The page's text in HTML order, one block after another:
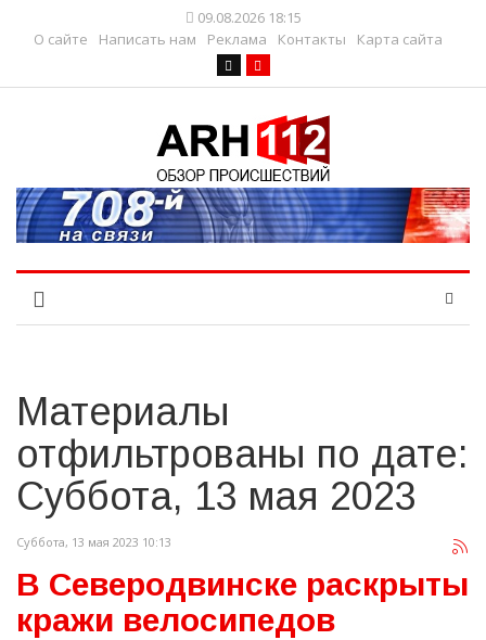
09.08.2026 18:15
О сайте
Написать нам Реклама Контакты Карта сайта
Материалы
отфильтрованы по дате:
Суббота, 13 мая 2023
Суббота, 13 мая 2023 10:13
В Северодвинске раскрыты
кражи велосипедов